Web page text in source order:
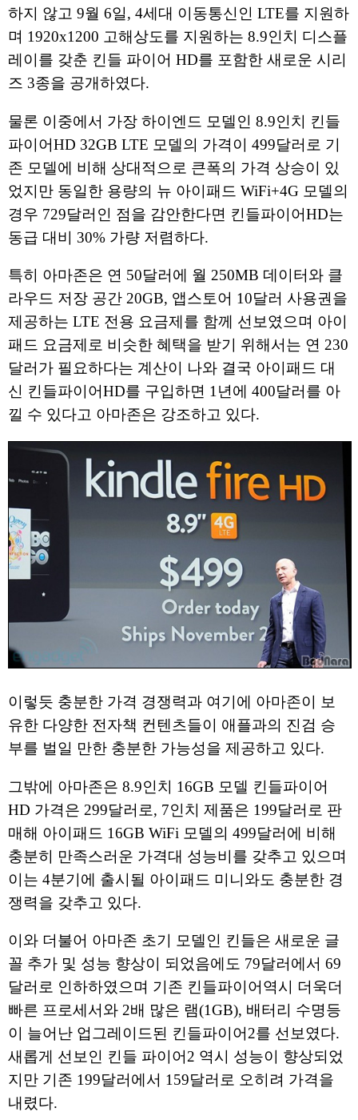
하지 않고 9월 6일, 4세대 이동통신인 LTE를 지원하
며 1920x1200 고해상도를 지원하는 8.9인치 디스플
레이를 갖춘 킨들 파이어 HD를 포함한 새로운 시리
즈 3종을 공개하였다.
물론 이중에서 가장 하이엔드 모델인 8.9인치 킨들
파이어HD 32GB LTE 모델의 가격이 499달러로 기
존 모델에 비해 상대적으로 큰폭의 가격 상승이 있
었지만 동일한 용량의 뉴 아이패드 WiFi+4G 모델의
경우 729달러인 점을 감안한다면 킨들파이어HD는
동급 대비 30% 가량 저렴하다.
특히 아마존은 연 50달러에 월 250MB 데이터와 클
라우드 저장 공간 20GB, 앱스토어 10달러 사용권을
제공하는 LTE 전용 요금제를 함께 선보였으며 아이
패드 요금제로 비슷한 혜택을 받기 위해서는 연 230
달러가 필요하다는 계산이 나와 결국 아이패드 대
신 킨들파이어HD를 구입하면 1년에 400달러를 아
낄 수 있다고 아마존은 강조하고 있다.
이렇듯 충분한 가격 경쟁력과 여기에 아마존이 보
유한 다양한 전자책 컨텐츠들이 애플과의 진검 승
부를 벌일 만한 충분한 가능성을 제공하고 있다.
그밖에 아마존은 8.9인치 16GB 모델 킨들파이어
HD 가격은 299달러로, 7인치 제품은 199달러로 판
매해 아이패드 16GB WiFi 모델의 499달러에 비해
충분히 만족스러운 가격대 성능비를 갖추고 있으며
이는 4분기에 출시될 아이패드 미니와도 충분한 경
쟁력을 갖추고 있다.
이와 더불어 아마존 초기 모델인 킨들은 새로운 글
꼴 추가 및 성능 향상이 되었음에도 79달러에서 69
달러로 인하하였으며 기존 킨들파이어역시 더욱더
빠른 프로세서와 2배 많은 램(1GB), 배터리 수명등
이 늘어난 업그레이드된 킨들파이어2를 선보였다.
새롭게 선보인 킨들 파이어2 역시 성능이 향상되었
지만 기존 199달러에서 159달러로 오히려 가격을
내렸다.